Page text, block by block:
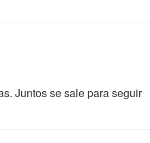
Juntos se sale para seguir